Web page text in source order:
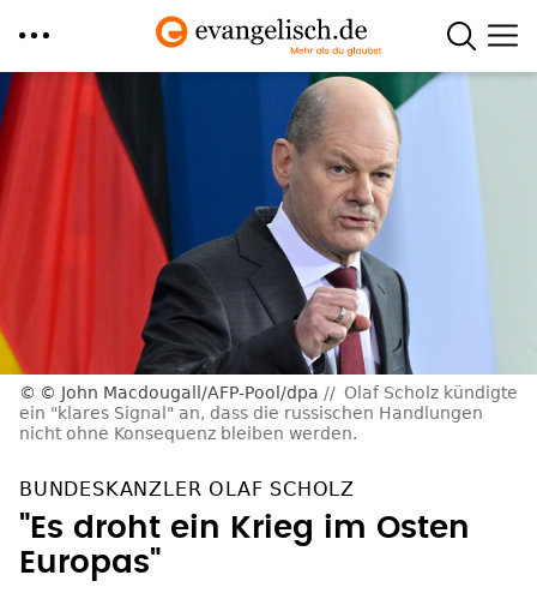
Direkt
zum
Inhalt
© John Macdougall/AFP-Pool/dpa
Olaf Scholz kündigte
ein "klares Signal" an, dass die russischen Handlungen
nicht ohne Konsequenz bleiben werden.
BUNDESKANZLER OLAF SCHOLZ
"Es droht ein Krieg im Osten
Europas"